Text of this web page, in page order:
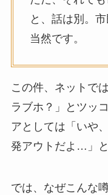
と、話は別。
当然です。
この件、ネットで
ラブホ？」とツッ
アとしては「いや
発アウトだよ…」と
では、なぜこんな